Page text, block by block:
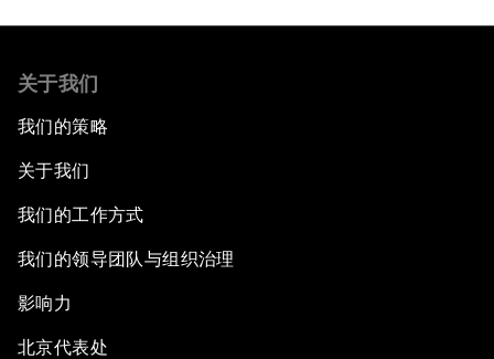
关于我们
我们的策略
关于我们
我们的工作方式
我们的领导团队与组织治理
影响力
北京代表处